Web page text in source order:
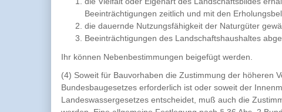
Beeinträchtigungen zeitlich und mit den
die dauernde Nutzungsfähigkeit der Naturgüter
Beeinträchtigungen des Landschaftshaushaltes
Ihr können Nebenbestimmungen beigefügt werden.
(4) Soweit für Bauvorhaben die Zustimmung der höheren
Bundesbaugesetzes erforderlich ist oder soweit der
Landeswassergesetzes entscheidet, muß auch die